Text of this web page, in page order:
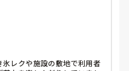
レクや施設の敷地で利用者